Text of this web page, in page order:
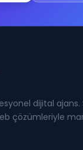
dijital ajans.
çözümleriyle